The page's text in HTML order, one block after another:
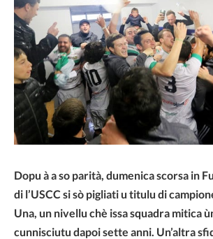
Dopu à a so parità, dumenica scorsa in
di l’USCC si sò pigliati u titulu di
Una, un nivellu chè issa squadra mitica
cunnisciutu dapoi sette anni. Un’altra